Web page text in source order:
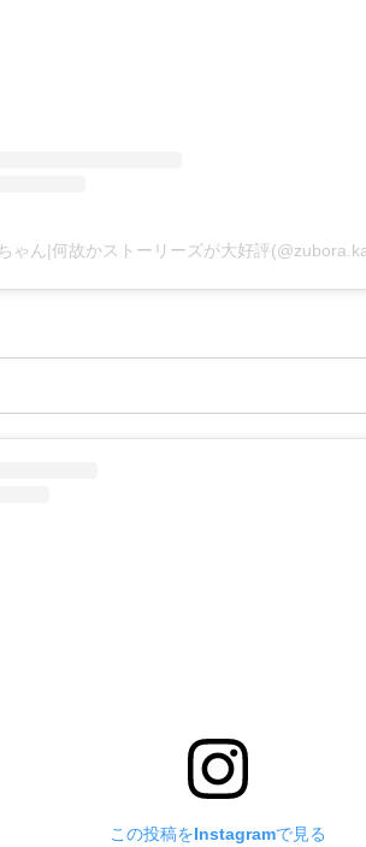
ゃん|何故かストーリーズが大好評
この投稿をInstagramで見る